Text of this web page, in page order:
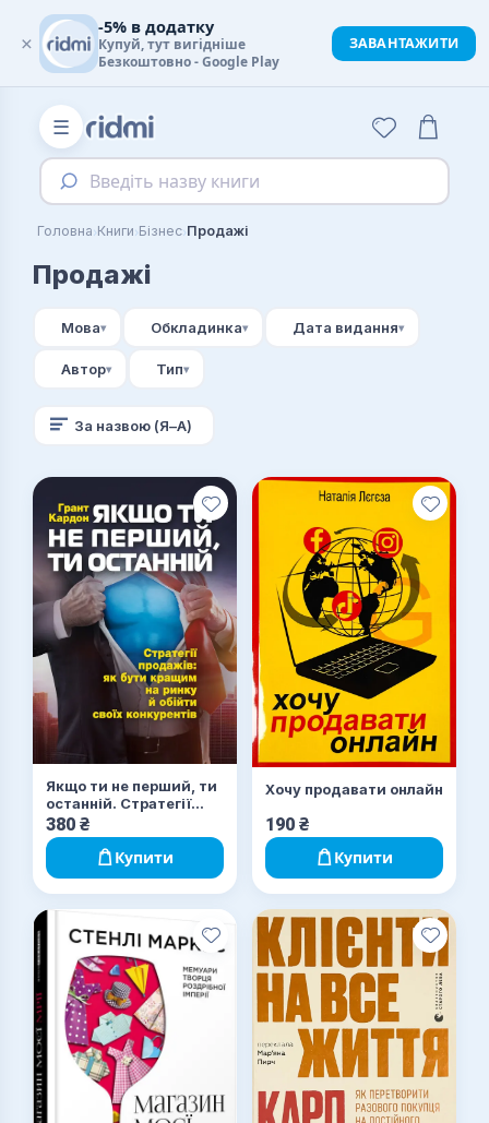
☰
Введіть назву книги
Головна›Книги›Бізнес›Продажі
Продажі
Мова Обкладинка Дата видання
Автор Тип
За назвою (Я–А)
Якщо ти не перший, ти
останній. Стратегії
продажів: як бути
кращим на ринку й
обійти своїх
конкурентів
380 ₴
Купити
Хочу продавати онлайн
190 ₴
Купити
×
-5% в додатку
Купуй, тут вигідніше
Безкоштовно - Google Play
ЗАВАНТАЖИТИ